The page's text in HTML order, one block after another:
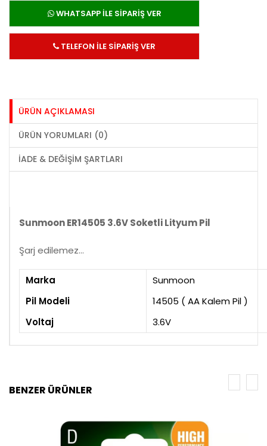
WHATSAPP İLE SİPARİŞ VER
TELEFON İLE SİPARİŞ VER
ÜRÜN AÇIKLAMASI
ÜRÜN YORUMLARI (0)
İADE & DEĞIŞIM ŞARTLARI
Sunmoon ER14505 3.6V Soketli Lityum Pil
Şarj edilemez...
Marka
Sunmoon
Pil Modeli
14505 ( AA Kalem Pil )
Voltaj
3.6V
BENZER ÜRÜNLER